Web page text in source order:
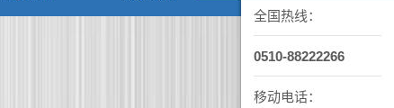
全国热线：
0510-88222266
移动电话：